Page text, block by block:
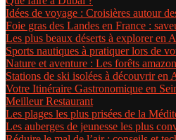
Idées de voyage : Croisières autour
Foie gras des Landes en France :
Les plus beaux déserts à explorer en
Sports nautiques à pratiquer lors de
Nature et aventure : Les forêts
Stations de ski isolées à découvrir en
Votre Itinéraire Gastronomique en
Meilleur Restaurant
Les plages les plus prisées de la
Les auberges de jeunesse les plus